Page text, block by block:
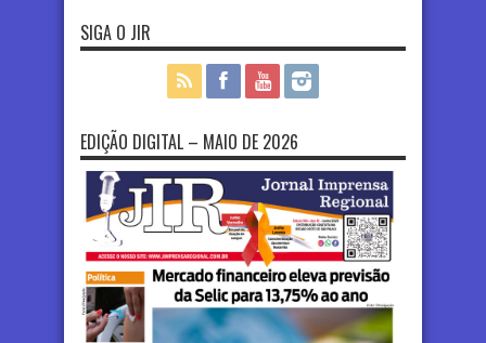
SIGA O JIR
EDIÇÃO DIGITAL – MAIO DE 2026